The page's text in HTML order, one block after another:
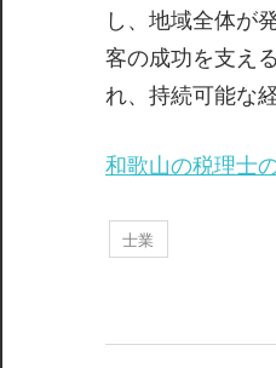
し、地域全体が
客の成功を支え
れ、持続可能な
和歌山の税理士
士業